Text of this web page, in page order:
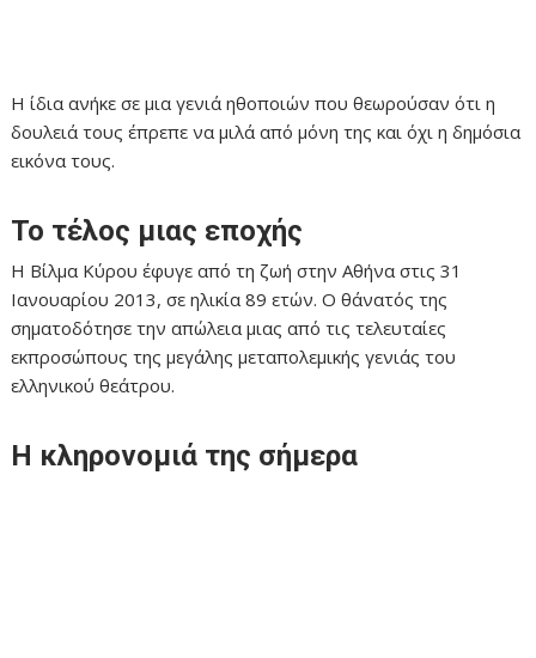
Η ίδια ανήκε σε μια γενιά ηθοποιών που θεωρούσαν ότι η
δουλειά τους έπρεπε να μιλά από μόνη της και όχι η δημόσια
εικόνα τους.
Το τέλος μιας εποχής
Η Βίλμα Κύρου έφυγε από τη ζωή στην Αθήνα στις 31
Ιανουαρίου 2013, σε ηλικία 89 ετών. Ο θάνατός της
σηματοδότησε την απώλεια μιας από τις τελευταίες
εκπροσώπους της μεγάλης μεταπολεμικής γενιάς του
ελληνικού θεάτρου.
Η κληρονομιά της σήμερα